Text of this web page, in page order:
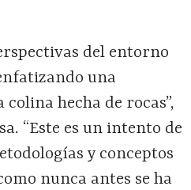
del entorno
una
hecha de rocas”,
“Este es un intento de
y conceptos
nunca antes se ha